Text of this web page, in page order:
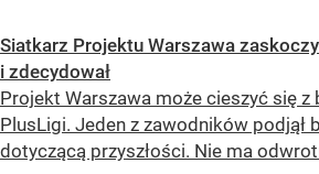
Siatkarz Projektu Warszawa
i zdecydował
Projekt Warszawa może cieszyć się
PlusLigi. Jeden z zawodników podjął
dotyczącą przyszłości. Nie ma